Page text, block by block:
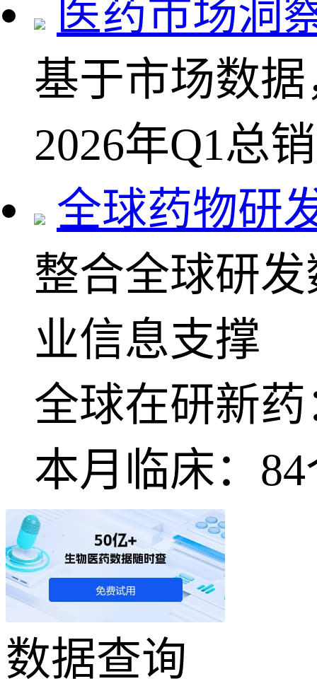
医药市场洞
基于市场数
2026年Q1总
全球药物研
整合全球研
业信息支撑
全球在研新药
本月临床： 84
数据查询